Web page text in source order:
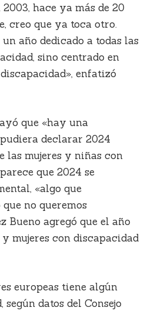
hace ya más de 20
creo que ya toca otro.
un año dedicado a todas las
sino centrado en
enfatizó
que «hay una
declarar 2024
las mujeres y niñas con
que 2024 se
«algo que
no queremos
Bueno agregó que el año
mujeres con discapacidad
europeas tiene algún
datos del Consejo